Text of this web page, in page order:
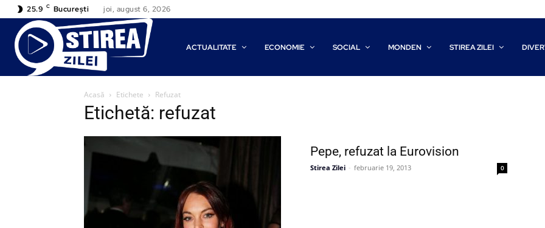
25.9 C București joi, august 6, 2026
ACTUALITATE ECONOMIE SOCIAL MONDEN STIREA ZILEI
Acasă Etichete Refuzat
Etichetă: refuzat
Pepe, refuzat la Eurovision
Stirea Zilei - februarie 19, 2013 0